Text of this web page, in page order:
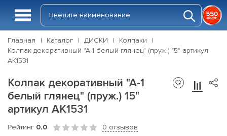
Главная Каталог ДИСКИ
Колпаки
Колпак декоративный "А-1 белый глянец" (пруж.) 15" артикул
АК1531
Колпак декоративный "А-1
белый глянец" (пруж.) 15"
артикул АК1531
Рейтинг 0.0 0 отзывов